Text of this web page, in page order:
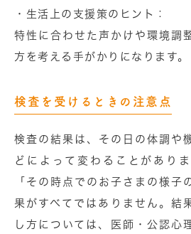
・生活上の支援策のヒント
：
特性に合わせた声かけや環境調
方を考える手がかりになります。
検査を受けるときの注意点
検査の結果は、その日の体調や
どによって変わることがあり
「その時点でのお子さまの様子
果がすべてではありません。結
し方については、医師・公認心